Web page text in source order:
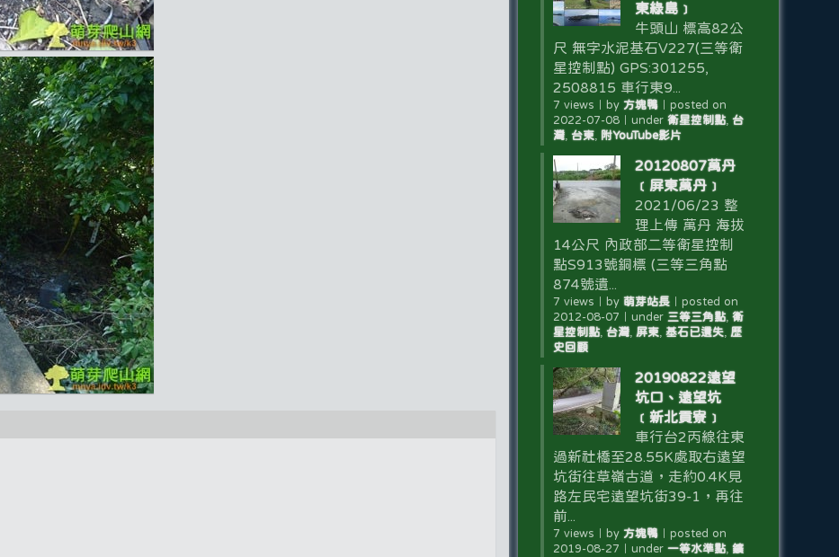
東綠島﹞
牛頭山 標高82公
尺 無字水泥基石V227(三等衛
星控制點) GPS:301255,
2508815 車行東9...
7 views by 方塊鴨｜ posted on
2022-07-08｜ under 衛星控制點, 台
灣, 台東, 附YouTube影片
20120807萬丹
﹝屏東萬丹﹞
2021/06/23 整
理上傳 萬丹 海拔
14公尺 內政部二等衛星控制
點S913號銅標 (三等三角點
874號遺...
7 views by 萌芽站長｜ posted on
2012-08-07
under 三等三角點, 衛
星控制點, 台灣, 屏東, 基石已遺失, 歷
史回顧
20190822遠望
坑口、遠望坑
﹝新北貢寮﹞
車行台2丙線往東
過新社橋至28.55K處取右遠望
坑街往草嶺古道，走約0.4K見
路左民宅遠望坑街39-1，再往
前...
7 views by 方塊鴨｜ posted on
2019-08-27
under 一等水準點, 鑛